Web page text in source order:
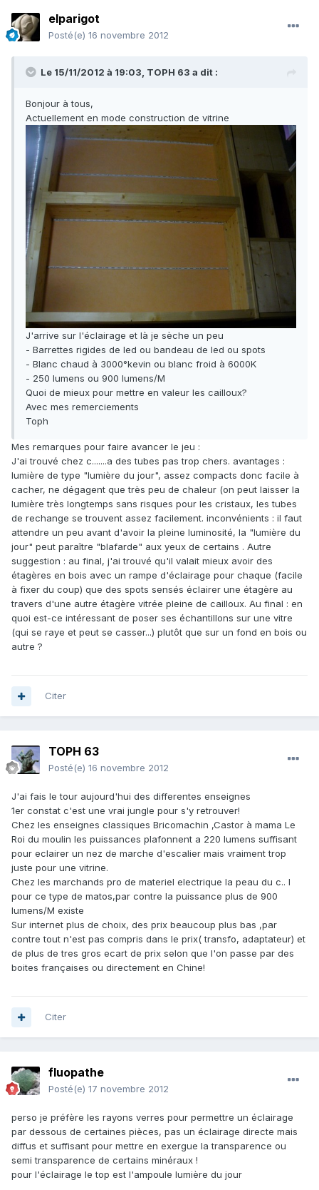
elparigot
Posté(e) 16 novembre 2012
Le 15/11/2012 à 19:03, TOPH 63 a dit :
Bonjour à tous,
Actuellement en mode construction de vitrine
J'arrive sur l'éclairage et là je sèche un peu
- Barrettes rigides de led ou bandeau de led ou spots
- Blanc chaud à 3000°kevin ou blanc froid à 6000K
- 250 lumens ou 900 lumens/M
Quoi de mieux pour mettre en valeur les cailloux?
Avec mes remerciements
Toph
Mes remarques pour faire avancer le jeu :
J'ai trouvé chez c.......a des tubes pas trop chers. avantages :
lumière de type "lumière du jour", assez compacts donc facile à
cacher, ne dégagent que très peu de chaleur (on peut laisser la
lumière très longtemps sans risques pour les cristaux, les tubes
de rechange se trouvent assez facilement. inconvénients : il faut
attendre un peu avant d'avoir la pleine luminosité, la "lumière du
jour" peut paraître "blafarde" aux yeux de certains . Autre
suggestion : au final, j'ai trouvé qu'il valait mieux avoir des
étagères en bois avec un rampe d'éclairage pour chaque (facile
à fixer du coup) que des spots sensés éclairer une étagère au
travers d'une autre étagère vitrée pleine de cailloux. Au final : en
quoi est-ce intéressant de poser ses échantillons sur une vitre
(qui se raye et peut se casser...) plutôt que sur un fond en bois ou
autre ?
Citer
TOPH 63
Posté(e) 16 novembre 2012
J'ai fais le tour aujourd'hui des differentes enseignes
1er constat c'est une vrai jungle pour s'y retrouver!
Chez les enseignes classiques Bricomachin ,Castor à mama Le
Roi du moulin les puissances plafonnent a 220 lumens suffisant
pour eclairer un nez de marche d'escalier mais vraiment trop
juste pour une vitrine.
Chez les marchands pro de materiel electrique la peau du c.. l
pour ce type de matos,par contre la puissance plus de 900
lumens/M existe
Sur internet plus de choix, des prix beaucoup plus bas ,par
contre tout n'est pas compris dans le prix( transfo, adaptateur) et
de plus de tres gros ecart de prix selon que l'on passe par des
boites françaises ou directement en Chine!
Citer
fluopathe
Posté(e) 17 novembre 2012
perso je préfère les rayons verres pour permettre un éclairage
par dessous de certaines pièces, pas un éclairage directe mais
diffus et suffisant pour mettre en exergue la transparence ou
semi transparence de certains minéraux !
pour l'éclairage le top est l'ampoule lumière du jour